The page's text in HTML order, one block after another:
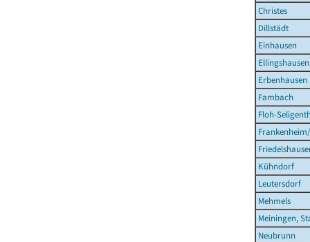
Christes
Dillstädt
Einhausen
Ellingshausen
Erbenhausen
Fambach
Floh-
Kühndorf
Leutersdorf
Mehmels
Meiningen,
Neubrunn